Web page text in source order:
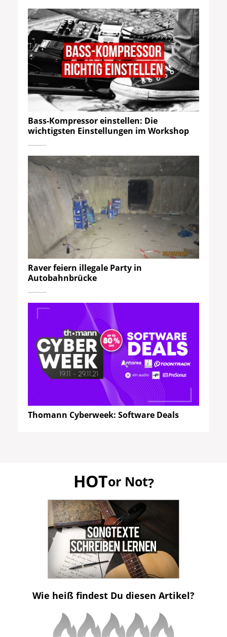
Bass-Kompressor einstellen: Die
wichtigsten Einstellungen im Workshop
Raver feiern illegale Party in
Autobahnbrücke
Thomann Cyberweek: Software Deals
HOTor Not?
Wie heiß findest Du diesen Artikel?